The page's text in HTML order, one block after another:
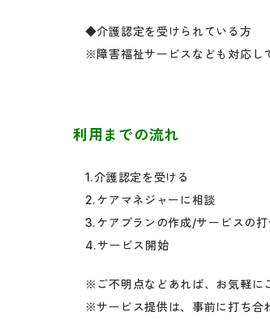
◆介護認定を受けられている方
※障害福祉サービスなども対応し
利用までの流れ
1.介護認定を受ける
2.ケアマネジャーに相談
3.ケアプランの作成/サービスの打
4.サービス開始
※ご不明点などあれば、お気軽に
※サービス提供は、事前に打ち合